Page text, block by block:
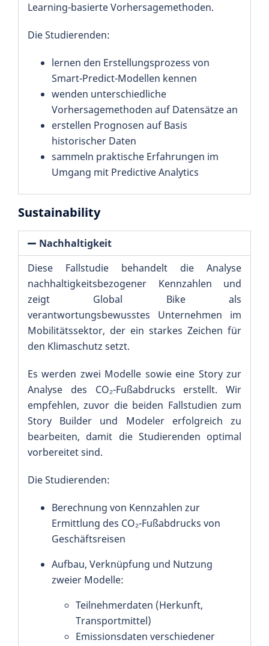
Learning-basierte Vorhersagemethoden.
Die Studierenden:
lernen den Erstellungsprozess von
Smart-Predict-Modellen kennen
wenden unterschiedliche
Vorhersagemethoden auf Datensätze an
erstellen Prognosen auf Basis
historischer Daten
sammeln praktische Erfahrungen im
Umgang mit Predictive Analytics
Sustainability
Nachhaltigkeit
Diese Fallstudie behandelt die Analyse
nachhaltigkeitsbezogener Kennzahlen und
zeigt Global Bike als
verantwortungsbewusstes Unternehmen im
Mobilitätssektor, der ein starkes Zeichen für
den Klimaschutz setzt.
Es werden zwei Modelle sowie eine Story zur
Analyse des CO₂-Fußabdrucks erstellt. Wir
empfehlen, zuvor die beiden Fallstudien zum
Story Builder und Modeler erfolgreich zu
bearbeiten, damit die Studierenden optimal
vorbereitet sind.
Die Studierenden:
Berechnung von Kennzahlen zur
Ermittlung des CO₂-Fußabdrucks von
Geschäftsreisen
Aufbau, Verknüpfung und Nutzung
zweier Modelle:
Teilnehmerdaten (Herkunft,
Transportmittel)
Emissionsdaten verschiedener